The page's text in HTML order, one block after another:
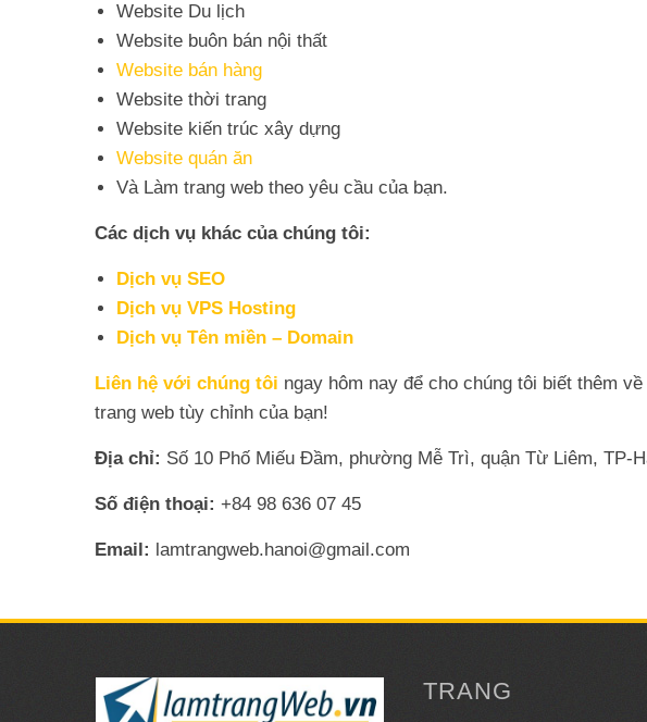
Website Du lịch
Website buôn bán nội thất
Website bán hàng
Website thời trang
Website kiến trúc xây dựng
Website quán ăn
Và Làm trang web theo yêu cầu của bạn.
Các dịch vụ khác của chúng tôi:
Dịch vụ SEO
Dịch vụ VPS Hosting
Dịch vụ Tên miền – Domain
Liên hệ với chúng tôi ngay hôm nay để cho chúng tôi biết thêm
trang web tùy chỉnh của bạn!
Địa chỉ: Số 10 Phố Miếu Đầm, phường Mễ Trì, quận Từ Liêm, TP-
Số điện thoại: +84 98 636 07 45
Email: lamtrangweb.hanoi@gmail.com
TRANG